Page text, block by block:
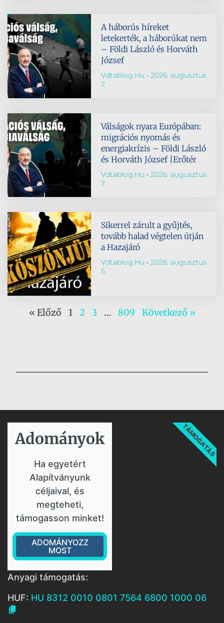
A háborús híreket
letekerték, a háborúkat nem
– Földi László és Horváth
József
Vdtablog.hu
2026. augusztus
7.
Válságok nyara Európában:
migrációs nyomás és
energiakrízis – Földi László
és Horváth József |Erőtér
Vdtablog.hu
2026. augusztus
7.
Sikerrel zárult a gyűjtés,
tovább halad végtelen útján
a Hazajáró
Vdtablog.hu
2026. augusztus
5.
« Előző 1 2 3 … 809 Következő »
Adományok​
Ha egyetért
Alapítványunk
céljaival, és
megteheti,
támogasson minket!
ADOMÁNYOZZ
MOST
TÁMOGATÁS
Anyagi támogatás:
HUF: HU 8312 0010 0801 7564 6800 1000 06
